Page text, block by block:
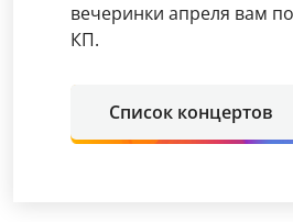
вечеринки апреля вам
КП.
Список концертов